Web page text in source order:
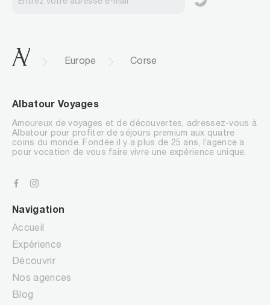
Europe Corse
Albatour Voyages
Amoureux de voyages et de découvertes, adressez-vous à
Albatour pour profiter de séjours premium aux quatre
coins du monde. Fondée il y a plus de 25 ans, l’agence a
pour vocation de vous faire vivre une expérience unique.
Navigation
Accueil
Expérience
Découvrir
Nos agences
Blog